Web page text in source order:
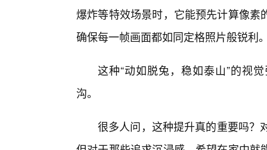
爆炸等特效场景时，它能预先计算像
确保每一帧画面都如同定格照片般锐利
这种“动如脱兔，稳如泰山”的视
沟。
很多人问，这种提升真的重要吗？